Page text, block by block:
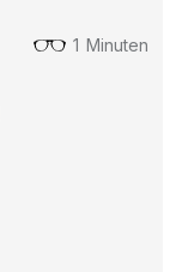
1 Minuten